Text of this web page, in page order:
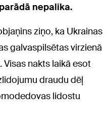
nepalika.
ziņo, ka Ukrainas
galvaspilsētas virzienā
nakts laikā esot
draudu dēļ
lidostu